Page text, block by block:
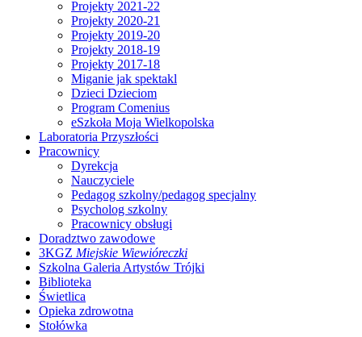
Projekty 2021-22
Projekty 2020-21
Projekty 2019-20
Projekty 2018-19
Projekty 2017-18
Miganie jak spektakl
Dzieci Dzieciom
Program Comenius
eSzkoła Moja Wielkopolska
Laboratoria Przyszłości
Pracownicy
Dyrekcja
Nauczyciele
Pedagog szkolny/pedagog specjalny
Psycholog szkolny
Pracownicy obsługi
Doradztwo zawodowe
3KGZ Miejskie Wiewióreczki
Szkolna Galeria Artystów Trójki
Biblioteka
Świetlica
Opieka zdrowotna
Stołówka